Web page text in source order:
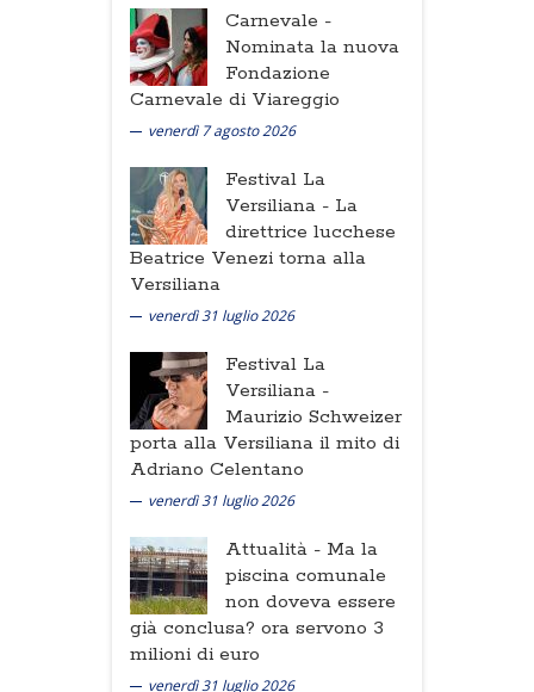
Carnevale -
Nominata la nuova
Fondazione
Carnevale di Viareggio
venerdì 7 agosto 2026
Festival La
Versiliana - La
direttrice lucchese
Beatrice Venezi torna alla
Versiliana
venerdì 31 luglio 2026
Festival La
Versiliana -
Maurizio Schweizer
porta alla Versiliana il mito di
Adriano Celentano
venerdì 31 luglio 2026
Attualità - Ma la
piscina comunale
non doveva essere
già conclusa? ora servono 3
milioni di euro
venerdì 31 luglio 2026